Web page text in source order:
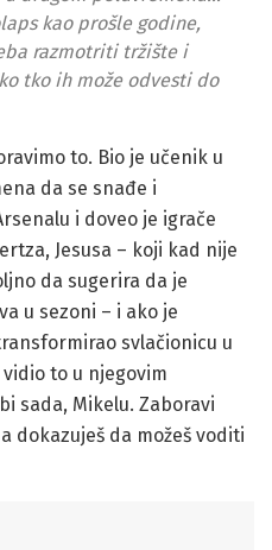
kao prošle godine,
razmotriti tržište i
tko ih može odvesti do
to. Bio je učenik u
da se snađe i
i doveo je igrače
Jesusa – koji kad nije
da sugerira da je
u sezoni – i ako je
svlačionicu u
to u njegovim
sada, Mikelu. Zaboravi
dokazuješ da možeš voditi